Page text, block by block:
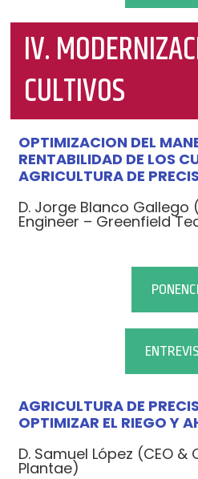
IV.
CULTIVOS
OPTIMIZACION DEL
RENTABILIDAD DE LOS
AGRICULTURA DE
D. Jorge Blanco Gallego
Engineer – Greenfield
AGRICULTURA DE
OPTIMIZAR EL RIEGO Y
D. Samuel López (CEO
Plantae)